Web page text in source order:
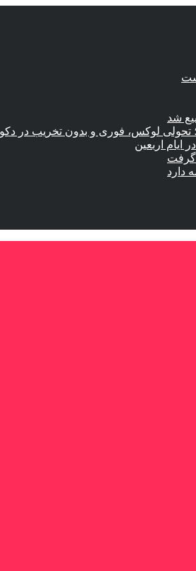
شد
تحولی لوکس، فوری و بدون تخریب در
گرفت
دارد